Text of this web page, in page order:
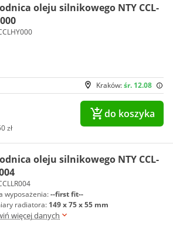
oleju silnikowego NTY CCL-
Kraków:śr. 12.08
zł
do koszyka
oleju silnikowego NTY CCL-
wyposażenia:--first fit--
radiatora: 149 x 75 x 55 mm
więcej danych